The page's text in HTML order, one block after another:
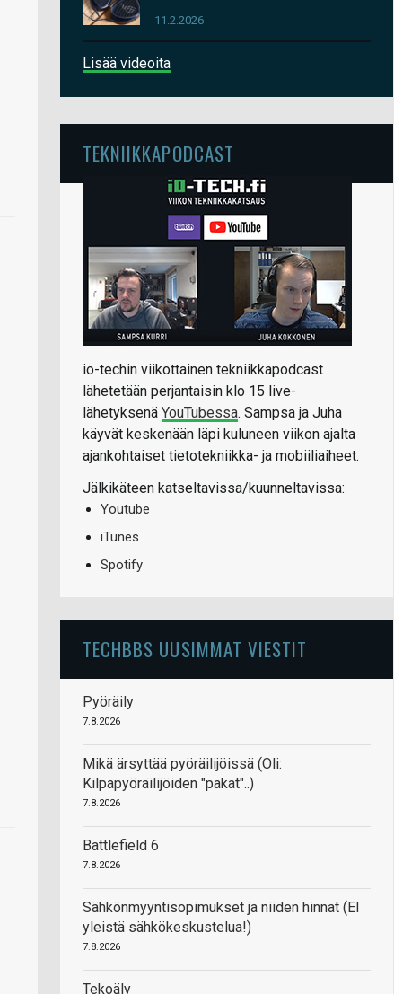
11.2.2026
Lisää videoita
TEKNIIKKAPODCAST
io-techin viikottainen tekniikkapodcast
lähetetään perjantaisin klo 15 live-
lähetyksenä YouTubessa. Sampsa ja Juha
käyvät keskenään läpi kuluneen viikon ajalta
ajankohtaiset tietotekniikka- ja mobiiliaiheet.
Jälkikäteen katseltavissa/kuunneltavissa:
Youtube
iTunes
Spotify
TECHBBS UUSIMMAT VIESTIT
Pyöräily
7.8.2026
Mikä ärsyttää pyöräilijöissä (Oli:
Kilpapyöräilijöiden "pakat"..)
7.8.2026
Battlefield 6
7.8.2026
Sähkönmyyntisopimukset ja niiden hinnat (EI
yleistä sähkökeskustelua!)
7.8.2026
Tekoäly